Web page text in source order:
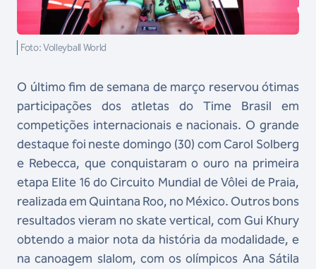
Foto: Volleyball World
O último fim de semana de março reservou ótimas
participações dos atletas do Time Brasil em
competições internacionais e nacionais. O grande
destaque foi neste domingo (30) com Carol Solberg
e Rebecca, que conquistaram o ouro na primeira
etapa Elite 16 do Circuito Mundial de Vôlei de Praia,
realizada em Quintana Roo, no México. Outros bons
resultados vieram no skate vertical, com Gui Khury
obtendo a maior nota da história da modalidade, e
na canoagem slalom, com os olímpicos Ana Sátila